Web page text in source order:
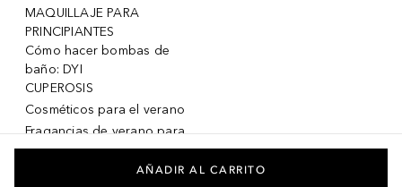
MAQUILLAJE PARA
PRINCIPIANTES
Cómo hacer bombas de
baño: DYI
CUPEROSIS
Cosméticos para el verano
Fragancias de verano para
mujeres
Fragancias de verano paraAÑADIR AL CARRITO